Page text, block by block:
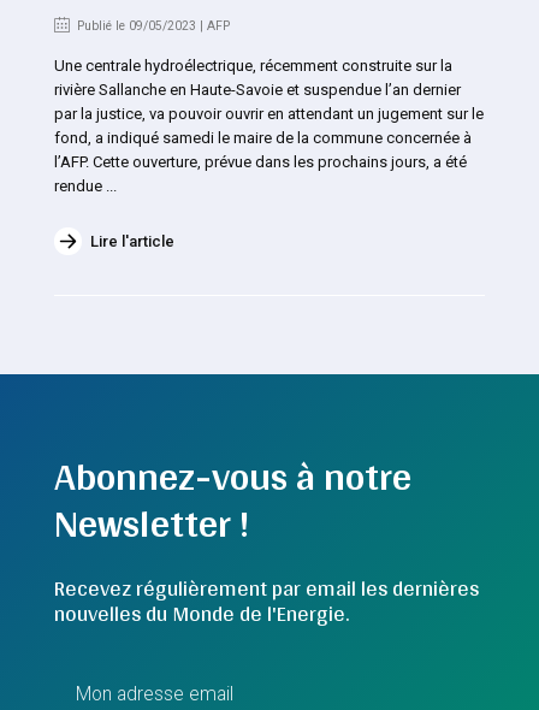
Publié le 09/05/2023 | AFP
Une centrale hydroélectrique, récemment construite sur la
rivière Sallanche en Haute-Savoie et suspendue l’an dernier
par la justice, va pouvoir ouvrir en attendant un jugement sur le
fond, a indiqué samedi le maire de la commune concernée à
l’AFP. Cette ouverture, prévue dans les prochains jours, a été
rendue ...
Lire l'article
Abonnez-vous à notre
Newsletter !
Recevez régulièrement par email les dernières
nouvelles du Monde de l'Energie.